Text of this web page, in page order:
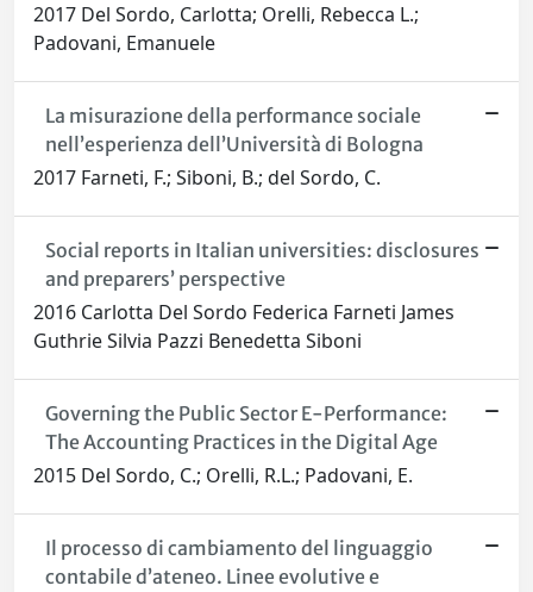
2017 Del Sordo, Carlotta; Orelli, Rebecca L.;
Padovani, Emanuele
La misurazione della performance sociale
nell’esperienza dell’Università di Bologna
2017 Farneti, F.; Siboni, B.; del Sordo, C.
Social reports in Italian universities: disclosures
and preparers’ perspective
2016 Carlotta Del Sordo Federica Farneti James
Guthrie Silvia Pazzi Benedetta Siboni
Governing the Public Sector E-Performance:
The Accounting Practices in the Digital Age
2015 Del Sordo, C.; Orelli, R.L.; Padovani, E.
Il processo di cambiamento del linguaggio
contabile d’ateneo. Linee evolutive e